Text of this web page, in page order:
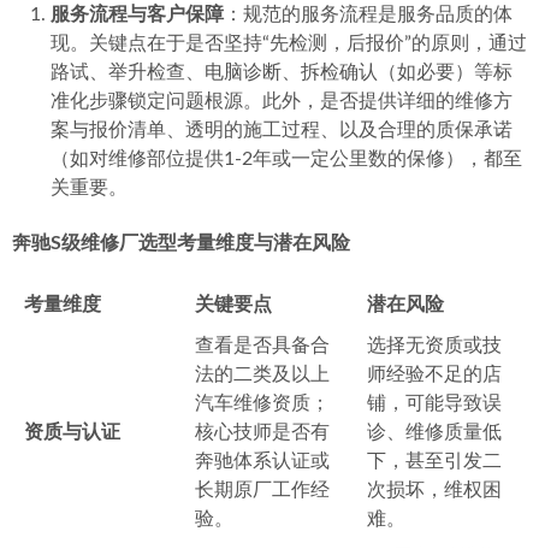
服务流程与客户保障 ：规范的服务流程是服务品质的体
现。关键点在于是否坚持“先检测，后报价”的原则，通过
路试、举升检查、电脑诊断、拆检确认（如必要）等标
准化步骤锁定问题根源。此外，是否提供详细的维修方
案与报价清单、透明的施工过程、以及合理的质保承诺
（如对维修部位提供1-2年或一定公里数的保修），都至
关重要。
奔驰S级维修厂选型考量维度与潜在风险
考量维度 关键要点 潜在风险
资质与认证
查看是否具备合
法的二类及以上
汽车维修资质；
核心技师是否有
奔驰体系认证或
长期原厂工作经
验。
选择无资质或技
师经验不足的店
铺，可能导致误
诊、维修质量低
下，甚至引发二
次损坏，维权困
难。